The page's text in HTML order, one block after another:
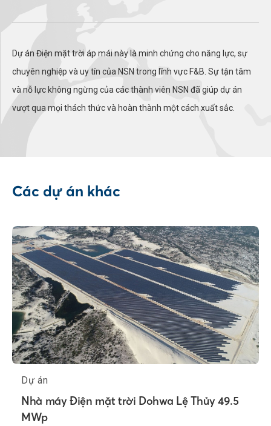
Dự án Điện mặt trời áp mái này là minh chứng cho năng lực, sự
chuyên nghiệp và uy tín của NSN trong lĩnh vực F&B. Sự tận tâm
và nỗ lực không ngừng của các thành viên NSN đã giúp dự án
vượt qua mọi thách thức và hoàn thành một cách xuất sắc.
Các dự án khác
Dự án
Nhà máy Điện mặt trời Dohwa Lệ Thủy 49.5
MWp